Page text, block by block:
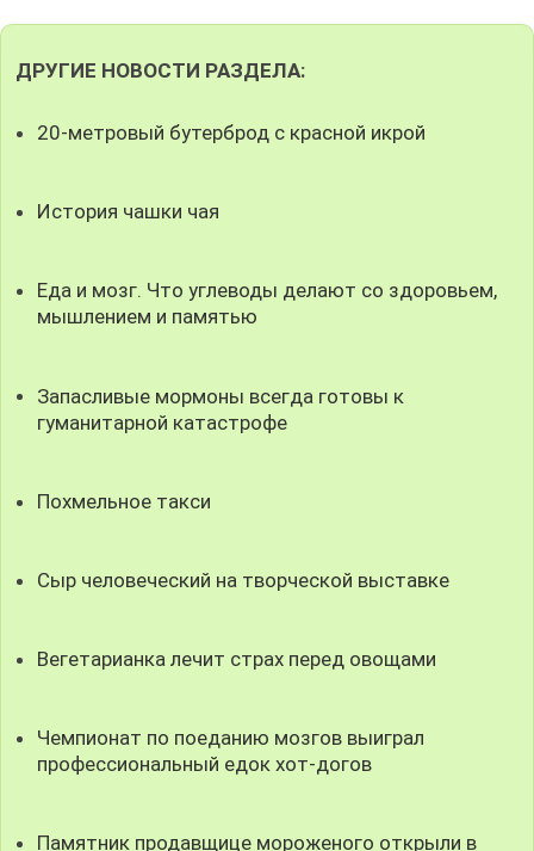
ДРУГИЕ НОВОСТИ РАЗДЕЛА:
20-метровый бутерброд с красной икрой
История чашки чая
Еда и мозг. Что углеводы делают со здоровьем,
мышлением и памятью
Запасливые мормоны всегда готовы к
гуманитарной катастрофе
Похмельное такси
Сыр человеческий на творческой выставке
Вегетарианка лечит страх перед овощами
Чемпионат по поеданию мозгов выиграл
профессиональный едок хот-догов
Памятник продавщице мороженого открыли в